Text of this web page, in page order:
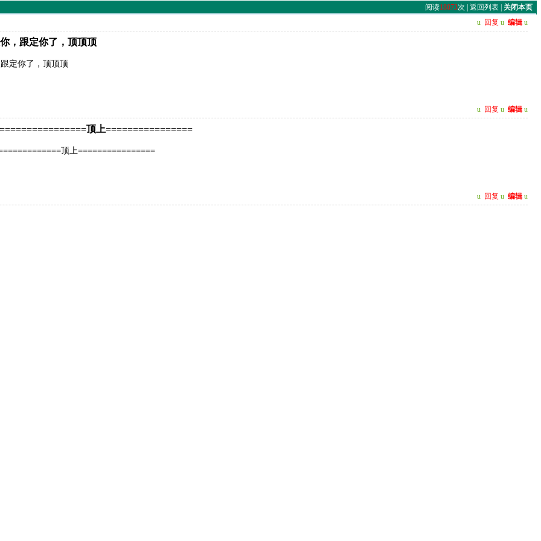
阅读18073次 | 返回列表| 关闭本页
u 回复 u 编辑 u
，跟定你了，顶顶顶
定你了，顶顶顶
u 回复 u 编辑 u
顶上================
顶上================
u 回复 u 编辑 u